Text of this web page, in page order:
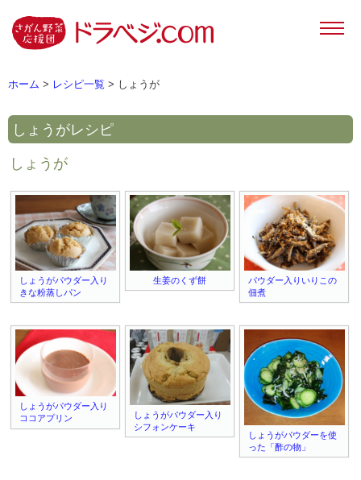
ホーム > レシピ一覧 > しょうが
しょうがレシピ
しょうが
しょうがパウダー入り
きな粉蒸しパン
生姜のくず餅
パウダー入りいりこの
佃煮
しょうがパウダー入り
ココアプリン
しょうがパウダー入り
シフォンケーキ
しょうがパウダーを使
った「酢の物」